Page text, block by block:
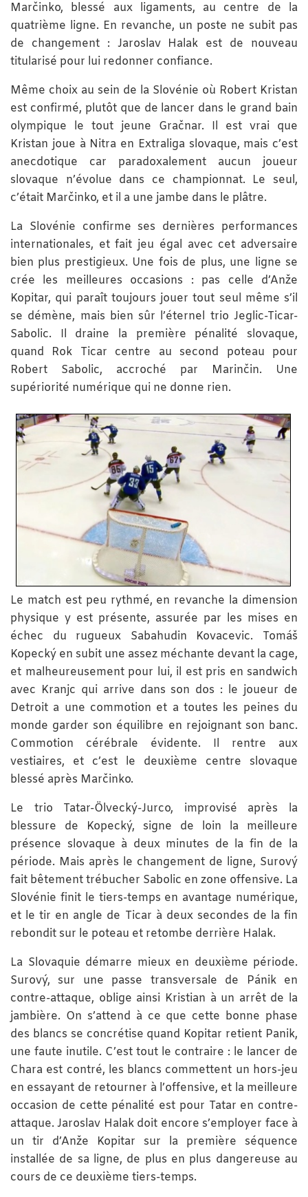
Marčinko, blessé aux ligaments, au centre de la
quatrième ligne. En revanche, un poste ne subit pas
de changement : Jaroslav Halak est de nouveau
titularisé pour lui redonner confiance.
Même choix au sein de la Slovénie où Robert Kristan
est confirmé, plutôt que de lancer dans le grand bain
olympique le tout jeune Gračnar. Il est vrai que
Kristan joue à Nitra en Extraliga slovaque, mais c’est
anecdotique car paradoxalement aucun joueur
slovaque n’évolue dans ce championnat. Le seul,
c’était Marčinko, et il a une jambe dans le plâtre.
La Slovénie confirme ses dernières performances
internationales, et fait jeu égal avec cet adversaire
bien plus prestigieux. Une fois de plus, une ligne se
crée les meilleures occasions : pas celle d’Anže
Kopitar, qui paraît toujours jouer tout seul même s’il
se démène, mais bien sûr l’éternel trio Jeglic-Ticar-
Sabolic. Il draine la première pénalité slovaque,
quand Rok Ticar centre au second poteau pour
Robert Sabolic, accroché par Marinčin. Une
supériorité numérique qui ne donne rien.
Le match est peu rythmé, en revanche la dimension
physique y est présente, assurée par les mises en
échec du rugueux Sabahudin Kovacevic. Tomáš
Kopecký en subit une assez méchante devant la cage,
et malheureusement pour lui, il est pris en sandwich
avec Kranjc qui arrive dans son dos : le joueur de
Detroit a une commotion et a toutes les peines du
monde garder son équilibre en rejoignant son banc.
Commotion cérébrale évidente. Il rentre aux
vestiaires, et c’est le deuxième centre slovaque
blessé après Marčinko.
Le trio Tatar-Ölvecký-Jurco, improvisé après la
blessure de Kopecký, signe de loin la meilleure
présence slovaque à deux minutes de la fin de la
période. Mais après le changement de ligne, Surový
fait bêtement trébucher Sabolic en zone offensive. La
Slovénie finit le tiers-temps en avantage numérique,
et le tir en angle de Ticar à deux secondes de la fin
rebondit sur le poteau et retombe derrière Halak.
La Slovaquie démarre mieux en deuxième période.
Surový, sur une passe transversale de Pánik en
contre-attaque, oblige ainsi Kristian à un arrêt de la
jambière. On s’attend à ce que cette bonne phase
des blancs se concrétise quand Kopitar retient Panik,
une faute inutile. C’est tout le contraire : le lancer de
Chara est contré, les blancs commettent un hors-jeu
en essayant de retourner à l’offensive, et la meilleure
occasion de cette pénalité est pour Tatar en contre-
attaque. Jaroslav Halak doit encore s’employer face à
un tir d’Anže Kopitar sur la première séquence
installée de sa ligne, de plus en plus dangereuse au
cours de ce deuxième tiers-temps.